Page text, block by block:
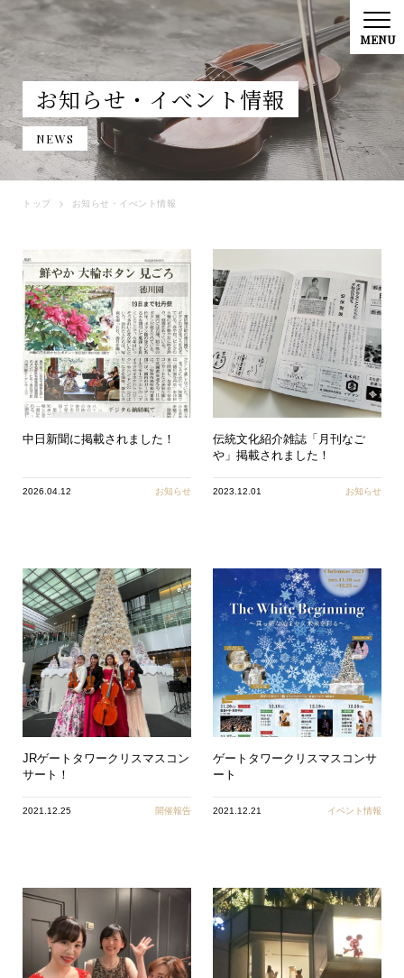
お知らせ・イべント情報
NEWS
トップ お知らせ・イべント情報
中日新聞に掲載されました！
2026.04.12 お知らせ
伝統文化紹介雑誌「月刊なご
や」掲載されました！
2023.12.01 お知らせ
JRゲートタワークリスマスコン
サート！
2021.12.25 開催報告
ゲートタワークリスマスコンサ
ート
2021.12.21 イベント情報